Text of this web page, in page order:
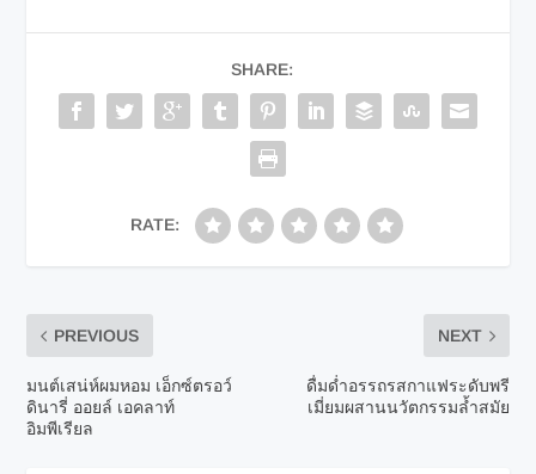
SHARE:
RATE:
PREVIOUS
มนต์เสน่ห์ผมหอม เอ็กซ์ตรอว์
ดินารี่ ออยล์ เอคลาท์
อิมพีเรียล
NEXT
ดื่มด่ำอรรถรสกาแฟระดับพรี
เมี่ยมผสานนวัตกรรมล้ำสมัย